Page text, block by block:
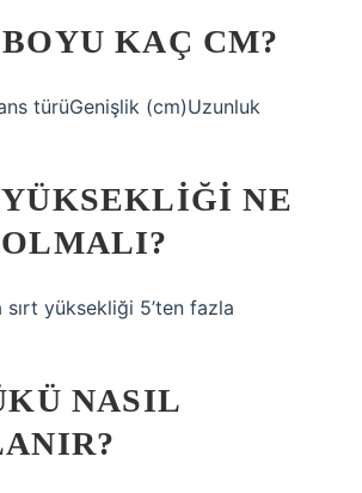
KAÇ CM?
türüGenişlik (cm)Uzunluk
NE
yüksekliği 5’ten fazla
NASIL